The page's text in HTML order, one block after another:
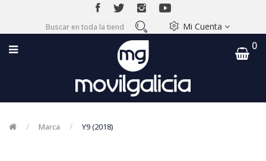
Mi Cuenta
0
Marca Y9 (2018)